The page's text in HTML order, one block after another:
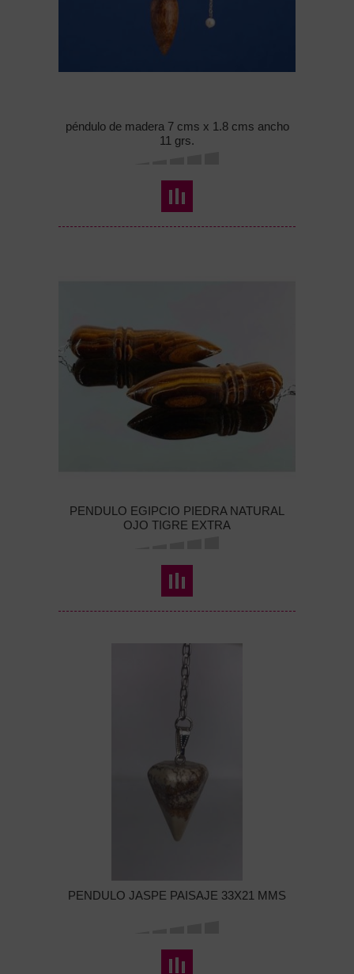
péndulo de madera 7 cms x 1.8 cms ancho
11 grs.
PENDULO EGIPCIO PIEDRA NATURAL
OJO TIGRE EXTRA
PENDULO JASPE PAISAJE 33X21 MMS